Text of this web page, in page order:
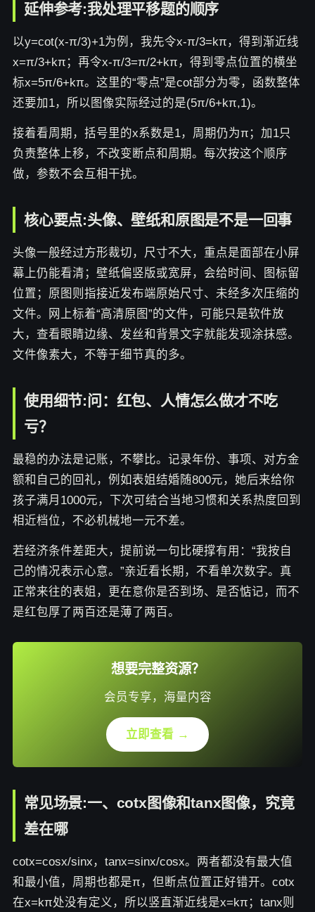
延伸参考:我处理平移题的顺序
以y=cot(x-π/3)+1为例，我先令x-π/3=kπ，得到渐近线
x=π/3+kπ；再令x-π/3=π/2+kπ，得到零点位置的横坐
标x=5π/6+kπ。这里的“零点”是cot部分为零，函数整体
还要加1，所以图像实际经过的是(5π/6+kπ,1)。
接着看周期，括号里的x系数是1，周期仍为π；加1只
负责整体上移，不改变断点和周期。每次按这个顺序
做，参数不会互相干扰。
核心要点:头像、壁纸和原图是不是一回事
头像一般经过方形裁切，尺寸不大，重点是面部在小屏
幕上仍能看清；壁纸偏竖版或宽屏，会给时间、图标留
位置；原图则指接近发布端原始尺寸、未经多次压缩的
文件。网上标着“高清原图”的文件，可能只是软件放
大，查看眼睛边缘、发丝和背景文字就能发现涂抹感。
文件像素大，不等于细节真的多。
使用细节:问：红包、人情怎么做才不吃
亏？
最稳的办法是记账，不攀比。记录年份、事项、对方金
额和自己的回礼，例如表姐结婚随800元，她后来给你
孩子满月1000元，下次可结合当地习惯和关系热度回到
相近档位，不必机械地一元不差。
若经济条件差距大，提前说一句比硬撑有用：“我按自
己的情况表示心意。”亲近看长期，不看单次数字。真
正常来往的表姐，更在意你是否到场、是否惦记，而不
是红包厚了两百还是薄了两百。
想要完整资源？
会员专享，海量内容
立即查看 →
常见场景:一、cotx图像和tanx图像，究竟
差在哪
cotx=cosx/sinx，tanx=sinx/cosx。两者都没有最大值
和最小值，周期也都是π，但断点位置正好错开。cotx
在x=kπ处没有定义，所以竖直渐近线是x=kπ；tanx则